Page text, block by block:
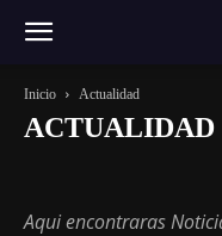
Inicio Actualidad
ACTUALIDAD
Aqui encontraras